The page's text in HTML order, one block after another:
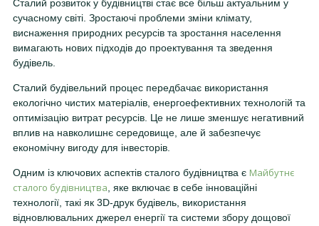
Сталий розвиток у будівництві стає все більш актуальним у
сучасному світі. Зростаючі проблеми зміни клімату,
виснаження природних ресурсів та зростання населення
вимагають нових підходів до проектування та зведення
будівель.
Сталий будівельний процес передбачає використання
екологічно чистих матеріалів, енергоефективних технологій та
оптимізацію витрат ресурсів. Це не лише зменшує негативний
вплив на навколишнє середовище, але й забезпечує
економічну вигоду для інвесторів.
Одним із ключових аспектів сталого будівництва є Майбутнє
сталого будівництва , яке включає в себе інноваційні
технології, такі як 3D-друк будівель, використання
відновлювальних джерел енергії та системи збору дощової